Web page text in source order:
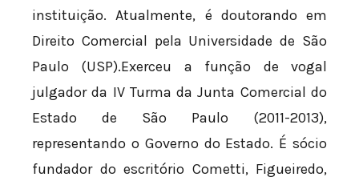
instituição. Atualmente, é doutorando em
Direito Comercial pela Universidade de São
Paulo (USP).Exerceu a função de vogal
julgador da IV Turma da Junta Comercial do
Estado de São Paulo (2011-2013),
representando o Governo do Estado. É sócio
fundador do escritório Cometti, Figueiredo,